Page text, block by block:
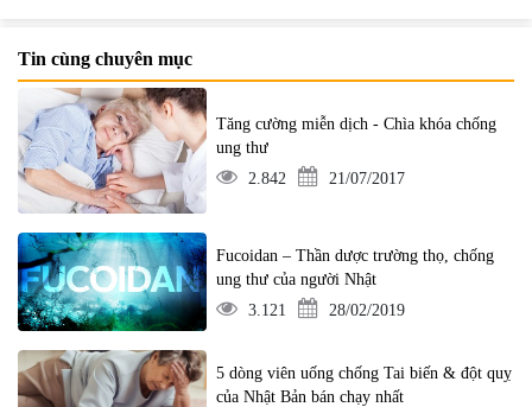
Tin cùng chuyên mục
Tăng cường miễn dịch - Chìa khóa chống
ung thư
2.842
21/07/2017
Fucoidan – Thần dược trường thọ, chống
ung thư của người Nhật
3.121
28/02/2019
5 dòng viên uống chống Tai biến & đột quỵ
của Nhật Bản bán chạy nhất